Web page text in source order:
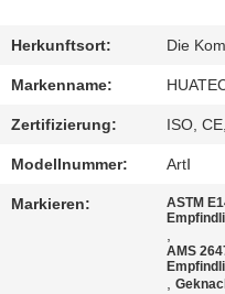
SIE
MIT
UNS
IN
VERBINDUNG
Herkunftsort: Die
Markenname:
Zertifizierung: ISO,
Modellnummer: ArtⅠ
Markieren:
ASTM
,
AMS
,